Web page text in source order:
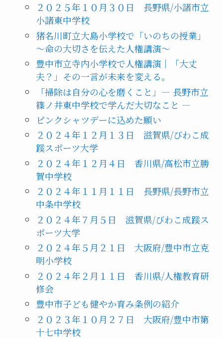
２０２５年１０月３０日 長野県/小諸市立
小諸東中学校
猪名川町立大島小学校で「いのちの授業」
～命の大切さを伝えた人権講演～
豊中市立寺内小学校で人権講演｜「大丈
夫？」その一言が未来を変える。
「掃除は自分の心を磨くこと」― 長野市立
篠ノ井東中学校で学んだ大切なこと ―
ピンクシャツデーに込めた願い
２０２４年１２月１３日 滋賀県/びわこ成
蹊スポーツ大学
２０２４年１２月４日 香川県/高松市立勝
賀中学校
２０２４年１１月１１日 長野県/長野市立
中条中学校
２０２４年７月５日 滋賀県/びわこ成蹊ス
ポーツ大学
２０２４年５月２１日 大阪府/豊中市立克
明小学校
２０２４年２月１１日 香川県/人権教育研
修会
豊中市子ども健やか育み条例の紹介
２０２３年１０月２７日 大阪府/豊中市第
十七中学校